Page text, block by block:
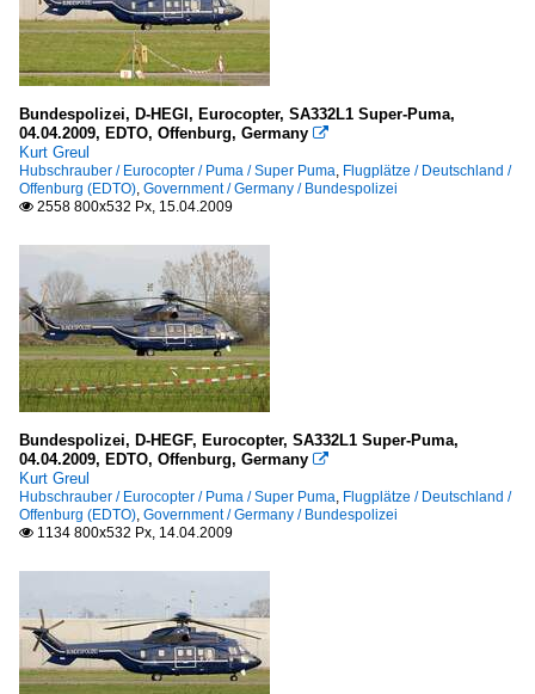
Bundespolizei, D-HEGI, Eurocopter, SA332L1 Super-Puma,
04.04.2009, EDTO, Offenburg, Germany 
Kurt Greul
Hubschrauber / Eurocopter / Puma / Super Puma, Flugplätze / Deutschland /
Offenburg (EDTO), Government / Germany / Bundespolizei
 2558 800x532 Px, 15.04.2009
Bundespolizei, D-HEGF, Eurocopter, SA332L1 Super-Puma,
04.04.2009, EDTO, Offenburg, Germany 
Kurt Greul
Hubschrauber / Eurocopter / Puma / Super Puma, Flugplätze / Deutschland /
Offenburg (EDTO), Government / Germany / Bundespolizei
 1134 800x532 Px, 14.04.2009